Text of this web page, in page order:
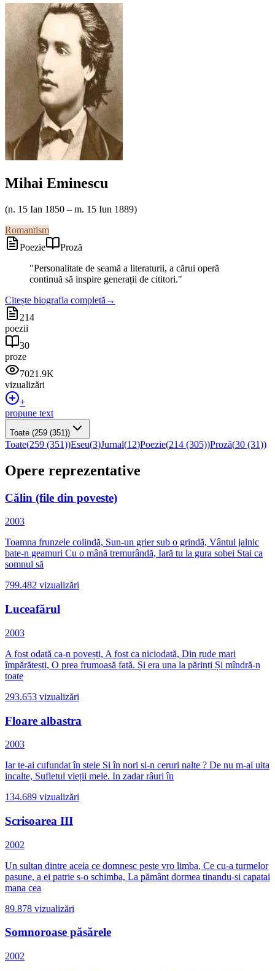
Mihai Eminescu
(n. 15 Ian 1850 – m. 15 Iun 1889)
Romantism
Poezie
Proză
"Personalitate de seamă a literaturii, a cărui operă
continuă să inspire generații de cititori."
Citește biografia completă →
214
poezii
30
proze
7021.9K
vizualizări
+
propune text
Toate (259 (351))
Toate(259 (351))Eseu(3)Jurnal(12)Poezie(214 (305))Proză(30 (31))
Opere reprezentative
Călin (file din poveste)
2003
Toamna frunzele colindă, Sun-un grier sub o grindă, Vântul jalnic
bate-n geamuri Cu o mână tremurândă, Iară tu la gura sobei Stai ca
somnul să
799.482 vizualizări
Luceafărul
2003
A fost odată ca-n povești, A fost ca niciodată, Din rude mari
împărătești, O prea frumoasă fată. Și era una la părinți Și mîndră-n
toate
293.653 vizualizări
Floare albastra
2003
Iar te-ai cufundat în stele Si în nori si-n ceruri nalte ? De nu m-ai uita
incalte, Sufletul vieții mele. In zadar râuri în
134.689 vizualizări
Scrisoarea III
2002
Un sultan dintre aceia ce domnesc peste vro limba, Ce cu-a turmelor
pasune, a ei patrie s-o schimba, La pământ dormea tinandu-si capatai
mana cea
89.878 vizualizări
Somnoroase păsărele
2002